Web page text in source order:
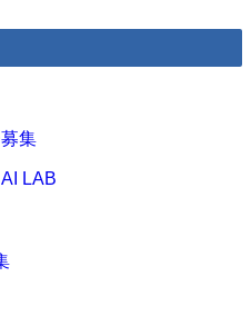
集
LAB